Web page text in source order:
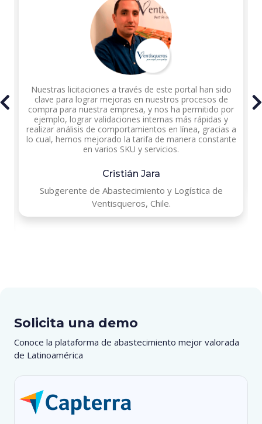
Nuestras licitaciones a través de este portal han sido
clave para lograr mejoras en nuestros procesos de
compra para nuestra empresa, y nos ha permitido por
ejemplo, lograr validaciones internas más rápidas y
realizar análisis de comportamientos en línea, gracias a
lo cual, hemos mejorado la tarifa de manera constante
en varios SKU y servicios.
Cristián Jara
Subgerente de Abastecimiento y Logística de
Ventisqueros, Chile.
Solicita una demo
Conoce la plataforma de abastecimiento mejor valorada
de Latinoamérica